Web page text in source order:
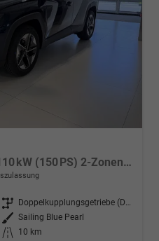
GO+ 1.6 T-GDI 2WD DCT 110 kW (150 PS) 2-Zonen-Klimaautomatik, Sitzheizung, Lenkradheizung, Navigationssystem, DAB, Android Auto, Apple CarPlay, Rückfahrkamera, Einparkhilfe vorne und hinten, 18 Zoll Leichtmetallfelgen, uvm.
Getriebe
Doppelkupplungsgetriebe (DSG)
Außenfarbe Sailing Blue Pearl
Kilometerstand
10 km